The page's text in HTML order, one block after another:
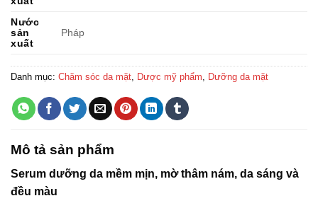
Nước
sản
xuất
Pháp
Danh mục: Chăm sóc da mặt Dược mỹ phẩm Dưỡng da mặt
Mô tả sản phẩm
Serum dưỡng da mềm mịn, mờ thâm nám, da sáng và
đều màu